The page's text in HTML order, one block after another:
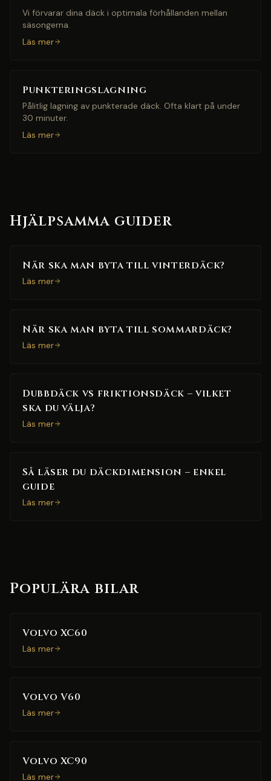
Vi förvarar dina däck i optimala förhållanden mellan
säsongerna.
Läs mer
Punkteringslagning
Pålitlig lagning av punkterade däck. Ofta klart på under
30 minuter.
Läs mer
Hjälpsamma guider
När ska man byta till vinterdäck?
Läs mer
När ska man byta till sommardäck?
Läs mer
Dubbdäck vs friktionsdäck – vilket
ska du välja?
Läs mer
Så läser du däckdimension – enkel
guide
Läs mer
Populära bilar
Volvo XC60
Läs mer
Volvo V60
Läs mer
Volvo XC90
Läs mer